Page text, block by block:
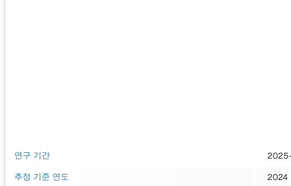
연구 기간
추정 기준 연도
2024